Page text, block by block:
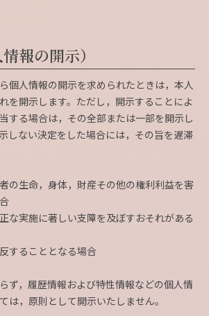
報の開示）
個人情報の開示を求められたときは，本人
を開示します。ただし，開示することによ
する場合は，その全部または一部を開示し
しない決定をした場合には，その旨を遅滞
の生命，身体，財産その他の権利利益を害
な実施に著しい支障を及ぼすおそれがある
することとなる場合
ず，履歴情報および特性情報などの個人情
は，原則として開示いたしません。